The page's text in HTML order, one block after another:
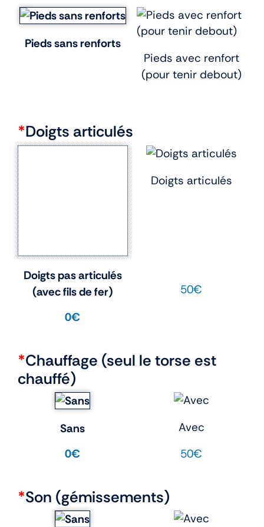
Pieds sans renforts
Pieds avec renfort
(pour tenir debout)
*Doigts articulés
Doigts pas articulés
(avec fils de fer)
0€
Doigts articulés
50€
*Chauffage (seul le torse est
chauffé)
Sans
0€
Avec
50€
*Son (gémissements)